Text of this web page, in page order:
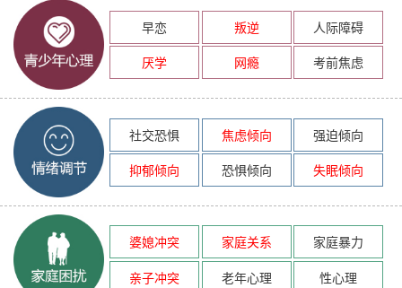
早恋 叛逆
人际障碍
厌学
网瘾 考前焦虑
社交恐惧 焦虑倾向
强迫倾向
抑郁倾向
恐惧倾向 失眠倾向
婆媳冲突 家庭关系
家庭暴力
亲子冲突
老年心理 性心理